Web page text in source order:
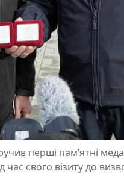
перші пам’ятні
час свого візиту до